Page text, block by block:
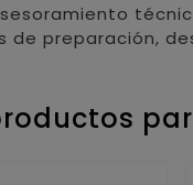
de preparación,